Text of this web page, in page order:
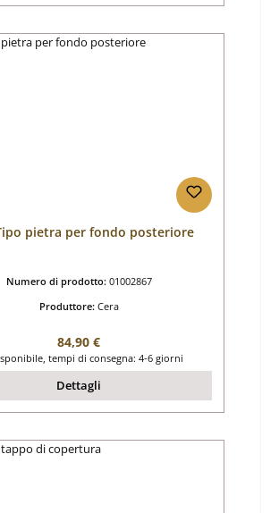
pietra per fondo posteriore
Numero di prodotto: 01002867
Produttore: Cera
Prezzo normale:
84,90 €
tempi di consegna: 4-6 giorni
Dettagli